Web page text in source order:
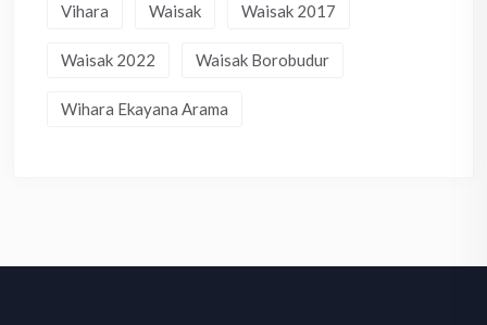
Vihara Waisak Waisak 2017
Waisak 2022 Waisak Borobudur
Wihara Ekayana Arama